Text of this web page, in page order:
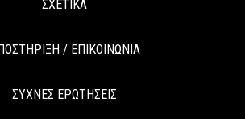
ΣΧΕΤΙΚΑ
/ ΕΠΙΚΟΙΝΩΝΙΑ
ΣΥΧΝΕΣ ΕΡΩΤΗΣΕΙΣ